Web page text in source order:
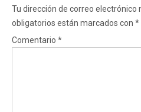
Tu dirección de correo electrónico
obligatorios están marcados con *
Comentario *